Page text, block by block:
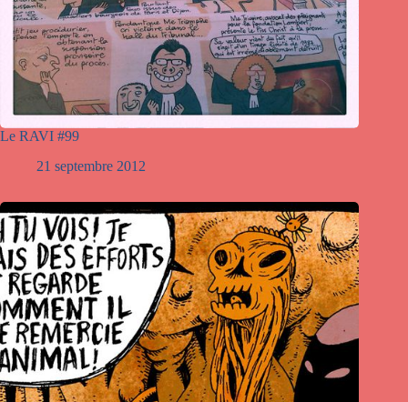
Le RAVI #99
21 septembre 2012